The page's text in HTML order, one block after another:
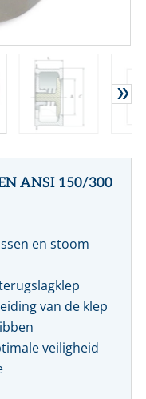
ANSI 150/300
en stoom
van de klep
veiligheid